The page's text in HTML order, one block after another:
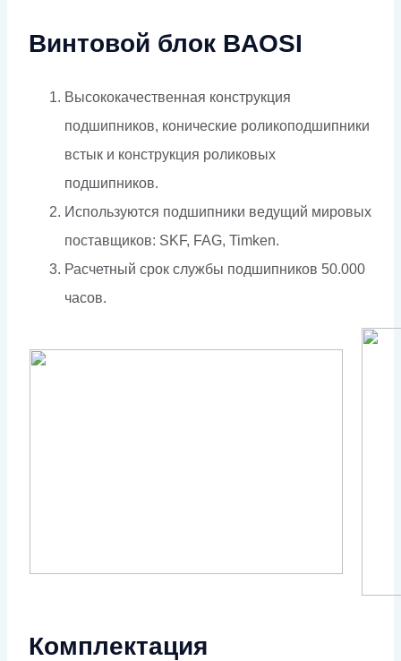
Винтовой блок BAOSI
Высококачественная конструкция
подшипников, конические роликоподшипники
встык и конструкция роликовых
подшипников.
Используются подшипники ведущий мировых
поставщиков: SKF, FAG, Timken.
Расчетный срок службы подшипников 50.000
часов.
Комплектация